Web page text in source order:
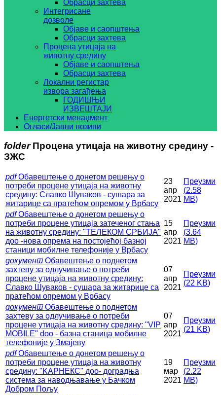
Обрасци захтева
Интегрисане
дозволе
Објаве и саопштења
Обрасци захтева
Процена утицаја на
животну средину
Објаве и саопштења
Обрасци захтева
Локални регистар
извора загађења
ГОДИШЊИ
ИЗВЕШТАЈИ
Енергетски менаџмент
Огласи/Јавни позиви
folder Процена утицаја на животну средину -
ЗЖС
pdf Обавештење о донетом решењу о
потреби процене утицаја на животну
средину: Славко Шуваков - сушара за
житарице са пратећом опремом у Врбасу
23
апр
2021
Преузми
(2.58
MB)
pdf Обавештење о донетом решењу о
потреби процене утицаја затеченог стања
на животну средину: "ТЕЛЕКОМ СРБИЈА"
доо -нова опрема на постојећој базној
станици мобилне телефоније у Врбасу
15
апр
2021
Преузми
(3.64
MB)
документ Обавештење о поднетом
захтеву за одлучивање о потреби
процене утицаја на животну средину:
Славко Шуваков - сушара за житарице са
пратећом опремом у Врбасу
07
апр
2021
Преузми
(22 KB)
документ Обавештење о поднетом
захтеву за одлучивање о потреби
процене утицаја на животну средину: "VIP
MOBILE" dоо - базна станица мобилне
телефоније у Змајеву
07
апр
2021
Преузми
(21 KB)
pdf Обавештење о донетом решењу о
потреби процене утицаја на животну
средину: "KАРНЕКС" доо- доградња
система за наводњавање у Бачком
Добром Пољу
19
мар
2021
Преузми
(2.22
MB)